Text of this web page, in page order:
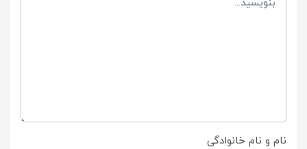
نام و نام خانوادگی